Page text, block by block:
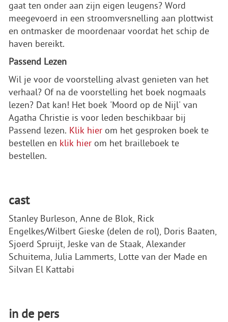
gaat ten onder aan zijn eigen leugens? Word
meegevoerd in een stroomversnelling aan plottwist
en ontmasker de moordenaar voordat het schip de
haven bereikt.
Passend Lezen
Wil je voor de voorstelling alvast genieten van het
verhaal? Of na de voorstelling het boek nogmaals
lezen? Dat kan! Het boek 'Moord op de Nijl' van
Agatha Christie is voor leden beschikbaar bij
Passend lezen. Klik hier om het gesproken boek te
bestellen en klik hier om het brailleboek te
bestellen.
cast
Stanley Burleson, Anne de Blok, Rick
Engelkes/Wilbert Gieske (delen de rol), Doris Baaten,
Sjoerd Spruijt, Jeske van de Staak, Alexander
Schuitema, Julia Lammerts, Lotte van der Made en
Silvan El Kattabi
in de pers